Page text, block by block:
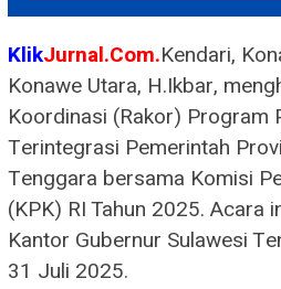
KlikJurnal.Com.Kendari,
Konawe Utara, H.Ikbar,
Koordinasi (Rakor) Program
Terintegrasi Pemerintah
Tenggara bersama Komisi
(KPK) RI Tahun 2025. Acara
Kantor Gubernur Sulawesi
31 Juli 2025.